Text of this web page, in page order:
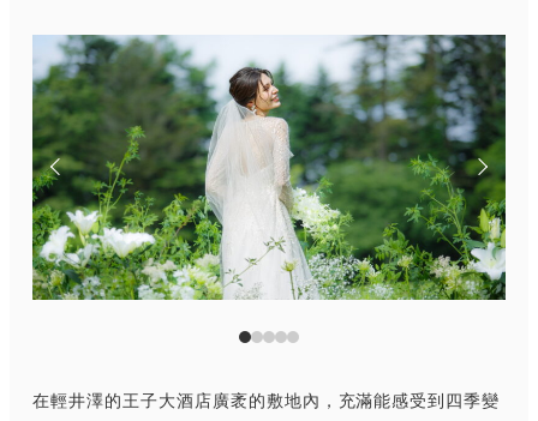
在輕井澤的王子大酒店廣袤的敷地內，充滿能感受到四季變